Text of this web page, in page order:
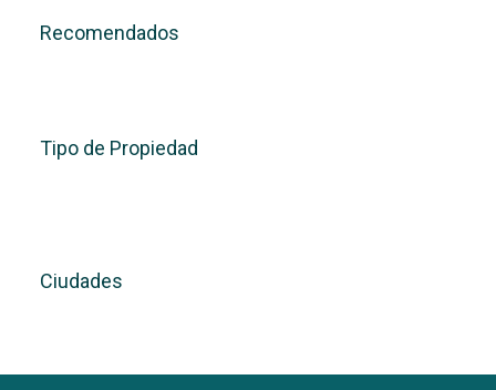
Recomendados
Tipo de Propiedad
Ciudades